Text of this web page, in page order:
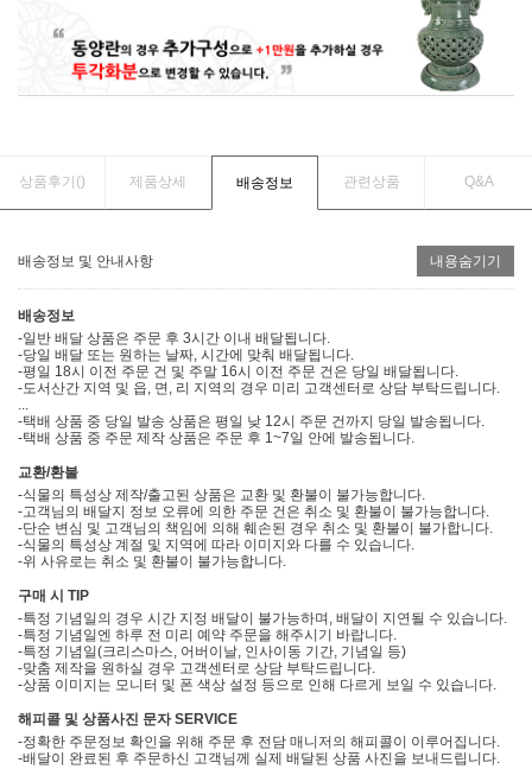
상품후기() 제품상세 배송정보 관련상품 Q&A
배송정보 및 안내사항 내용숨기기
배송정보
-일반 배달 상품은 주문 후 3시간 이내 배달됩니다.
-당일 배달 또는 원하는 날짜, 시간에 맞춰 배달됩니다.
-평일 18시 이전 주문 건 및 주말 16시 이전 주문 건은 당일 배달됩니다.
-도서산간 지역 및 읍, 면, 리 지역의 경우 미리 고객센터로 상담 부탁드립니다.
...
-택배 상품 중 당일 발송 상품은 평일 낮 12시 주문 건까지 당일 발송됩니다.
-택배 상품 중 주문 제작 상품은 주문 후 1~7일 안에 발송됩니다.
교환/환불
-식물의 특성상 제작/출고된 상품은 교환 및 환불이 불가능합니다.
-고객님의 배달지 정보 오류에 의한 주문 건은 취소 및 환불이 불가능합니다.
-단순 변심 및 고객님의 책임에 의해 훼손된 경우 취소 및 환불이 불가합니다.
-식물의 특성상 계절 및 지역에 따라 이미지와 다를 수 있습니다.
-위 사유로는 취소 및 환불이 불가능합니다.
구매 시 TIP
-특정 기념일의 경우 시간 지정 배달이 불가능하며, 배달이 지연될 수 있습니다.
-특정 기념일엔 하루 전 미리 예약 주문을 해주시기 바랍니다.
-특정 기념일(크리스마스, 어버이날, 인사이동 기간, 기념일 등)
-맞춤 제작을 원하실 경우 고객센터로 상담 부탁드립니다.
-상품 이미지는 모니터 및 폰 색상 설정 등으로 인해 다르게 보일 수 있습니다.
해피콜 및 상품사진 문자 SERVICE
-정확한 주문정보 확인을 위해 주문 후 전담 매니저의 해피콜이 이루어집니다.
-배달이 완료된 후 주문하신 고객님께 실제 배달된 상품 사진을 보내드립니다.